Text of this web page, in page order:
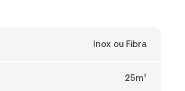
Inox ou Fibra
25m³